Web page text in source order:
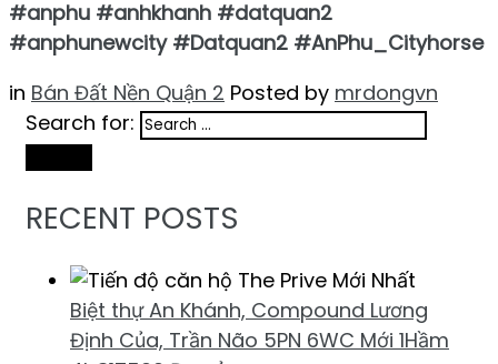
#anphu #anhkhanh #datquan2
#anphunewcity #Datquan2 #AnPhu_Cityhorse
in Bán Đất Nền Quận 2 Posted by mrdongvn
Search for:
RECENT POSTS
Biệt thự An Khánh, Compound Lương
Định Của, Trần Não 5PN 6WC Mới 1Hầm